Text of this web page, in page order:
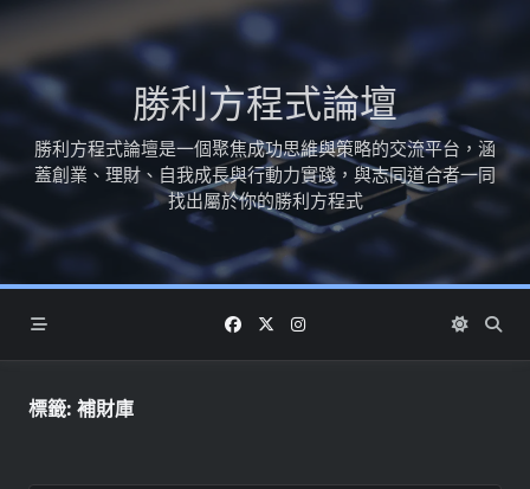
Skip
content
勝利方程式論壇
勝利方程式論壇是一個聚焦成功思維與策略的交流平台，涵
蓋創業、理財、自我成長與行動力實踐，與志同道合者一同
找出屬於你的勝利方程式
標籤: 補財庫